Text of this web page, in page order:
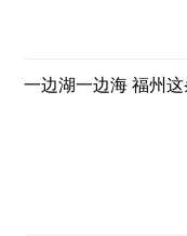
一边湖一边海 福州